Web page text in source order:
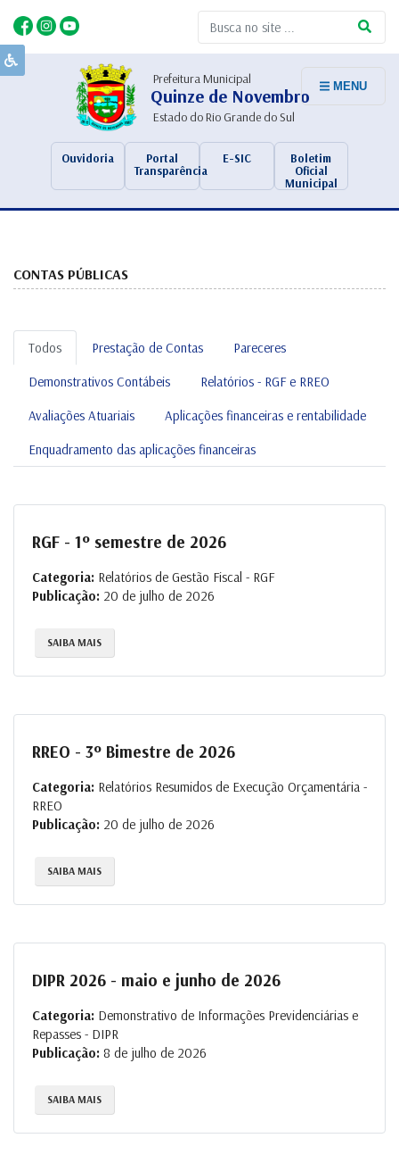
Prefeitura Municipal
Quinze de Novembro
Estado do Rio Grande do Sul
Ouvidoria
Portal
Transparência
E-SIC
Boletim
Oficial
Municipal
MENU
CONTAS PÚBLICAS
Todos Prestação de Contas
Pareceres
Demonstrativos Contábeis
Relatórios - RGF e RREO
Avaliações Atuariais
Aplicações financeiras e rentabilidade
Enquadramento das aplicações financeiras
RGF - 1º semestre de 2026
Categoria: Relatórios de Gestão Fiscal - RGF
Publicação: 20 de julho de 2026
SAIBA MAIS
RREO - 3º Bimestre de 2026
Categoria: Relatórios Resumidos de Execução Orçamentária -
RREO
Publicação: 20 de julho de 2026
SAIBA MAIS
DIPR 2026 - maio e junho de 2026
Categoria: Demonstrativo de Informações Previdenciárias e
Repasses - DIPR
Publicação: 8 de julho de 2026
SAIBA MAIS